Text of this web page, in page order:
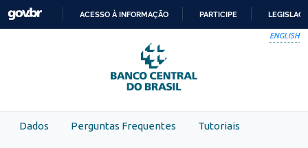
Skip to main content
PARA
O
CONTEÚDO
ACESSO À INFORMAÇÃO PARTICIPE
ENGLISH
Dados Perguntas Frequentes Tutoriais